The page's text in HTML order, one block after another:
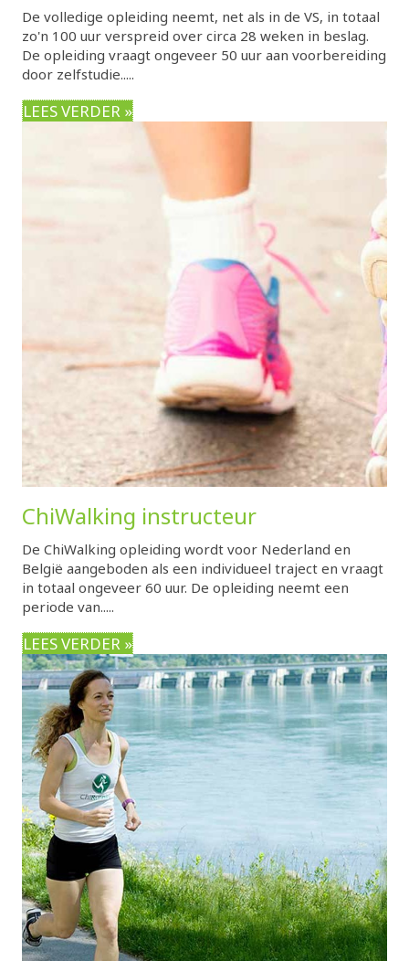
De volledige opleiding neemt, net als in de VS, in totaal
zo'n 100 uur verspreid over circa 28 weken in beslag.
De opleiding vraagt ongeveer 50 uur aan voorbereiding
door zelfstudie.....
LEES VERDER »
ChiWalking instructeur
De ChiWalking opleiding wordt voor Nederland en
België aangeboden als een individueel traject en vraagt
in totaal ongeveer 60 uur. De opleiding neemt een
periode van.....
LEES VERDER »